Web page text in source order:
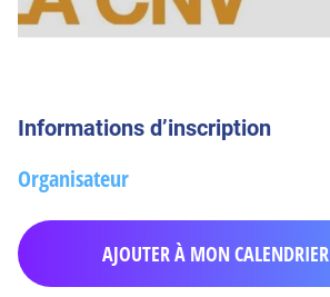
Informations d’inscription
Organisateur
AJOUTER À MON CALENDRIER